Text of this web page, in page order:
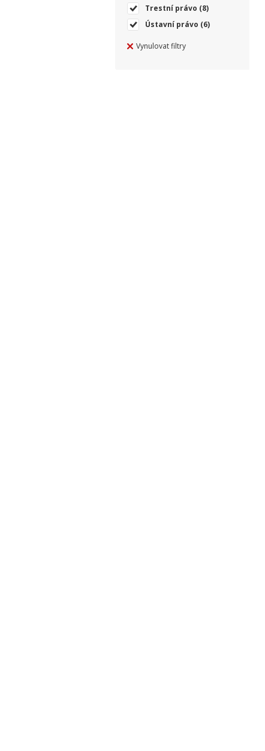
Trestní právo (8)
Ústavní právo (6)
Vynulovat filtry